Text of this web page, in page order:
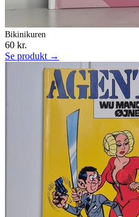
Bikinikuren
60 kr.
Se produkt →